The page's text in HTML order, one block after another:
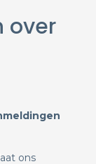
over
ons